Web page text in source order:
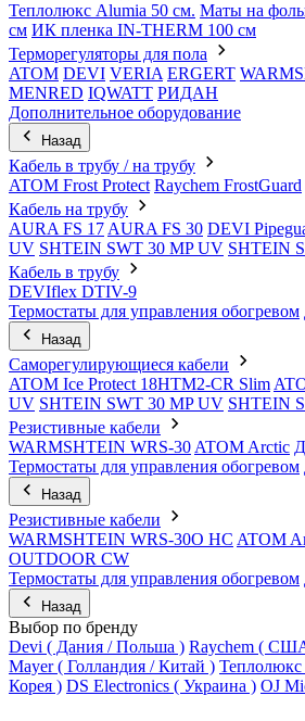
Теплолюкс Alumia 50 см. Маты на
см ИК пленка IN-THERM 100 см
Терморегуляторы для пола
ATOM DEVI VERIA ERGERT
MENRED IQWATT РИДАН
Дополнительное оборудование
Назад
Кабель в трубу / на трубу
ATOM Frost Protect Raychem FrostGuard
Кабель на трубу
AURA FS 17 AURA FS 30 DEVI
UV SHTEIN SWT 30 MP UV SHTEIN
Кабель в трубу
DEVIflex DTIV-9
Термостаты для управления обогревом
Назад
Саморегулирующиеся кабели
ATOM Ice Protect 18HTM2-CR Slim
UV SHTEIN SWT 30 MP UV SHTEIN
Резистивные кабели
WARMSHTEIN WRS-30 ATOM Arctic
Термостаты для управления обогревом
Назад
Резистивные кабели
WARMSHTEIN WRS-30O HC ATOM
OUTDOOR CW
Термостаты для управления обогревом
Назад
Выбор по бренду
Devi ( Дания / Польша ) Raychem (
Mayer ( Голландия / Китай ) Теплолюкс
Корея ) DS Electronics ( Украина ) OJ